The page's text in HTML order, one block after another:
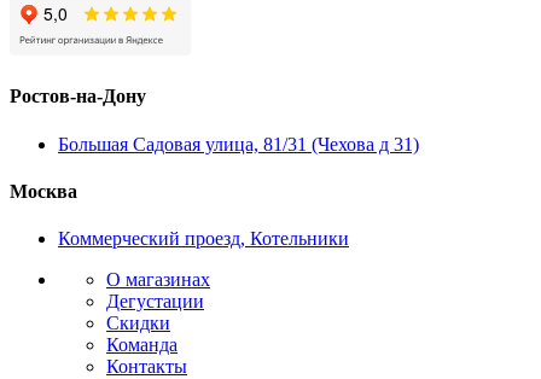
Ростов-на-Дону
Большая Садовая улица, 81/31 (Чехова д 31)
Москва
Коммерческий проезд, Котельники
О магазинах
Дегустации
Скидки
Команда
Контакты